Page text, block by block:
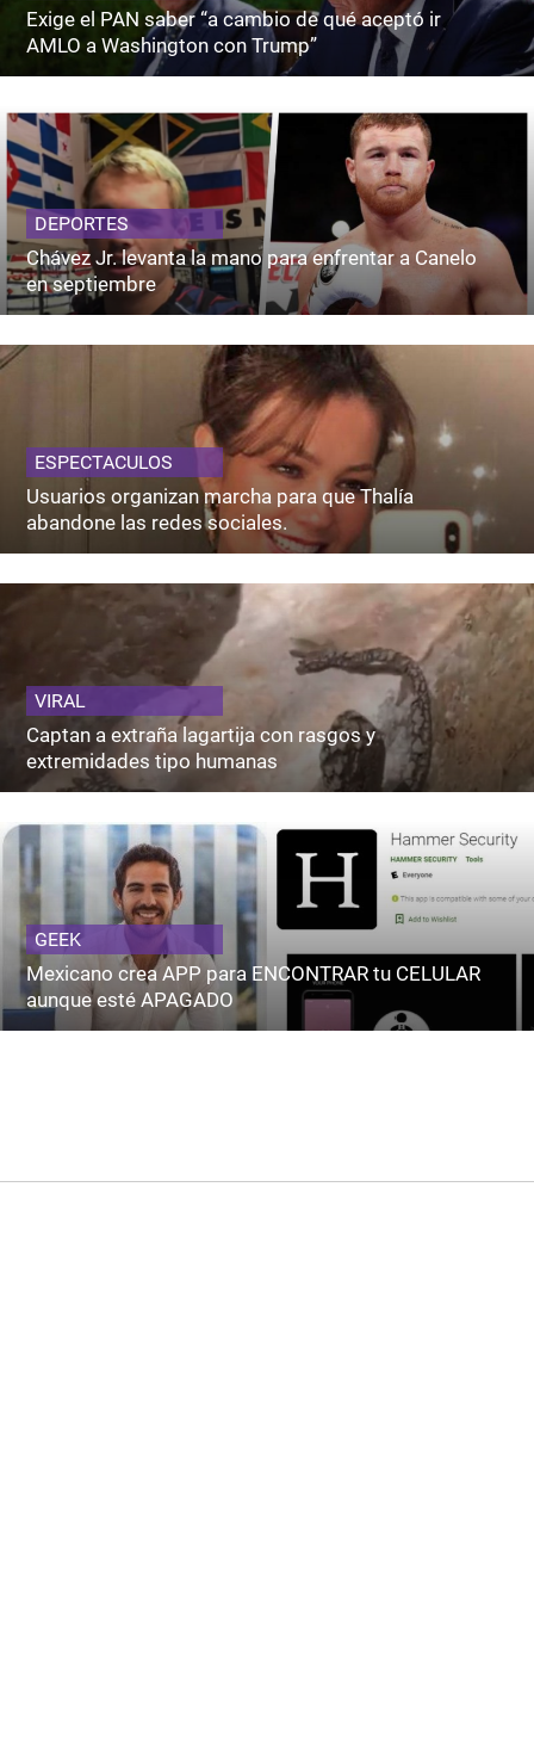
Exige el PAN saber “a cambio de qué aceptó ir
AMLO a Washington con Trump”
DEPORTES
Chávez Jr. levanta la mano para enfrentar a Canelo
en septiembre
ESPECTACULOS
Usuarios organizan marcha para que Thalía
abandone las redes sociales.
VIRAL
Captan a extraña lagartija con rasgos y
extremidades tipo humanas
GEEK
Mexicano crea APP para ENCONTRAR tu CELULAR
aunque esté APAGADO